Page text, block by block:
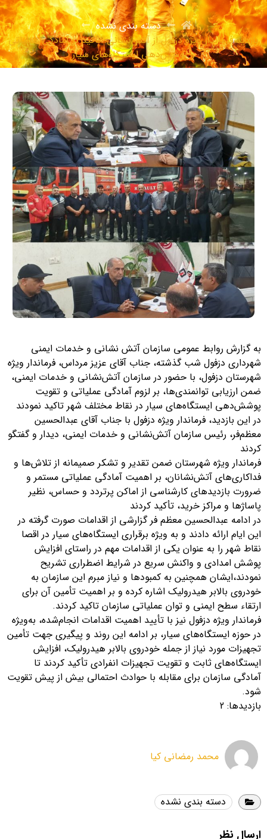
دسته بندی نشده
بازدید فرماندار ویژه دزفول از آتش‌نشانی؛ تاکید بر آمادگی عملیاتی
و پوشش‌دهی ایستگاه‌های سیار
به گزارش روابط عمومی سازمان آتش نشانی و خدمات ایمنی
شهرداری دزفول شب گذشته، جناب آقای عزیز مرداس، فرماندار ویژه
شهرستان دزفول، با حضور در سازمان آتش‌نشانی و خدمات ایمنی،
ضمن ارزیابی توانمندی‌ها، بر لزوم آمادگی عملیاتی و تقویت
پوشش‌دهی ایستگاه‌های سیار در نقاط مختلف شهر تاکید نمودند
در این بازدید، فرماندار ویژه دزفول با جناب آقای عبدالحسین
معظم‌فر، رئیس سازمان آتش‌نشانی و خدمات ایمنی، دیدار و گفتگو
کردند
فرماندار ویژه شهرستان ضمن تقدیر و تشکر صمیمانه از تلاش‌ها و
فداکاری‌های آتش‌نشانان، بر اهمیت آمادگی عملیاتی مستمر و
ضرورت بازدیدهای کارشناسی از اماکن پرتردد و حساس، نظیر
پاساژها و مراکز خرید، تأکید کردند
در ادامه عبدالحسین معظم فر گزارشی از اقدامات صورت گرفته در
این ایام ارائه دادند و به ویژه برقراری ایستگاه‌های سیار در اقصا
نقاط شهر را به عنوان یکی از اقدامات مهم در راستای افزایش
پوشش امدادی و واکنش سریع در شرایط اضطراری تشریح
نمودند،ایشان همچنین به کمبودها و نیاز مبرم این سازمان به
خودروی بالابر هیدرولیک اشاره کرده و بر اهمیت تأمین آن برای
ارتقاء سطح ایمنی و توان عملیاتی سازمان تاکید کردند.
فرماندار ویژه دزفول نیز با تأیید اهمیت اقدامات انجام‌شده، به‌ویژه
در حوزه ایستگاه‌های سیار، بر ادامه این روند و پیگیری جهت تأمین
تجهیزات مورد نیاز از جمله خودروی بالابر هیدرولیک، افزایش
ایستگاه‌های ثابت و تقویت تجهیزات انفرادی تأکید کردند تا
آمادگی سازمان برای مقابله با حوادث احتمالی بیش از پیش تقویت
شود.
بازدیدها: 2
محمد رمضانی کیا
دسته بندی نشده
ارسال نظر